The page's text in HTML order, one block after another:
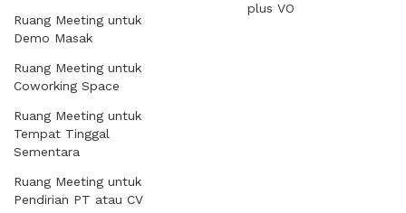
Ruang Meeting untuk
Demo Masak
Ruang Meeting untuk
Coworking Space
Ruang Meeting untuk
Tempat Tinggal
Sementara
Ruang Meeting untuk
Pendirian PT atau CV
plus VO